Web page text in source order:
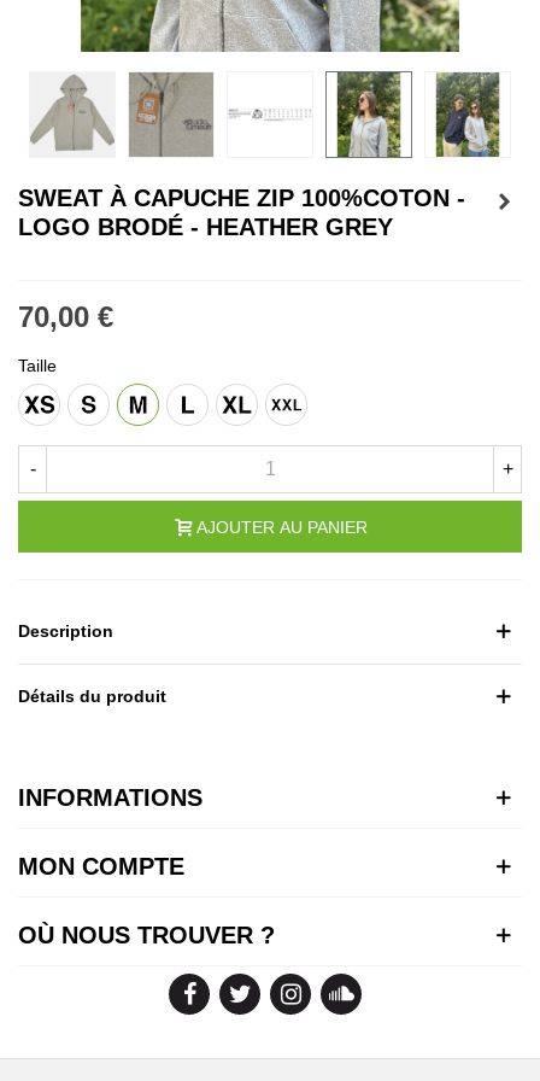
SWEAT À CAPUCHE ZIP 100%COTON -
LOGO BRODÉ - HEATHER GREY
70,00 €
Taille
XS
S M L XL XXL
- +
AJOUTER AU PANIER
Description
Détails du produit
INFORMATIONS
MON COMPTE
OÙ NOUS TROUVER ?